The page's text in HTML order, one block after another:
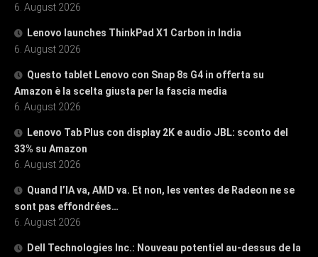
6. August 2026
Lenovo launches ThinkPad X1 Carbon in India
6. August 2026
Questo tablet Lenovo con Snap 8s G4 in offerta su
Amazon è la scelta giusta per la fascia media
6. August 2026
Lenovo Tab Plus con display 2K e audio JBL: sconto del
33% su Amazon
6. August 2026
Quand l’IA va, AMD va. Et non, les ventes de Radeon ne se
sont pas effondrées…
6. August 2026
Dell Technologies Inc.: Nouveau potentiel au-dessus de la